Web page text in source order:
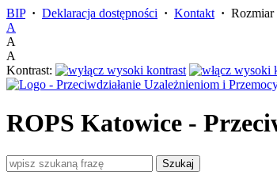
BIP · Deklaracja dostępności · Kontakt · Rozmiar
A
A
A
Kontrast:
ROPS Katowice -